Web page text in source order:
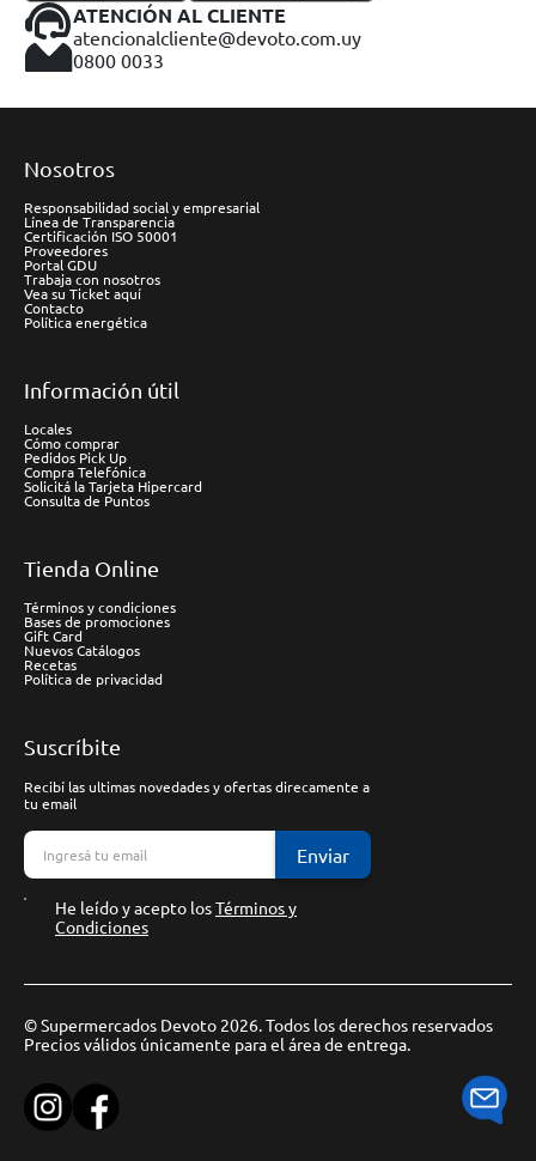
ATENCIÓN AL CLIENTE
atencionalcliente@devoto.com.uy
0800 0033
Nosotros
Responsabilidad social y empresarial
Línea de Transparencia
Certificación ISO 50001
Proveedores
Portal GDU
Trabaja con nosotros
Vea su Ticket aquí
Contacto
Política energética
Información útil
Locales
Cómo comprar
Pedidos Pick Up
Compra Telefónica
Solicitá la Tarjeta Hipercard
Consulta de Puntos
Tienda Online
Términos y condiciones
Bases de promociones
Gift Card
Nuevos Catálogos
Recetas
Política de privacidad
Suscríbite
Recibí las ultimas novedades y ofertas direcamente a
tu email
Enviar
He leído y acepto losTérminos y
Condiciones
© Supermercados Devoto 2026. Todos los derechos reservados
Precios válidos únicamente para el área de entrega.